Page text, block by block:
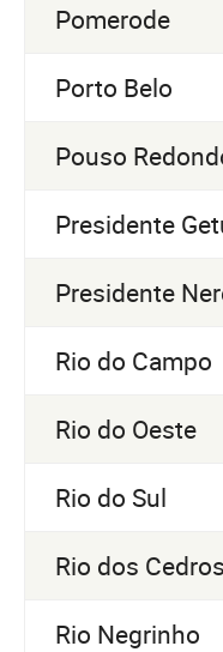
Pomerode
Porto Belo
Pouso
Presidente
Presidente
Rio do Campo
Rio do Oeste
Rio do Sul
Rio dos Cedros
Rio Negrinho